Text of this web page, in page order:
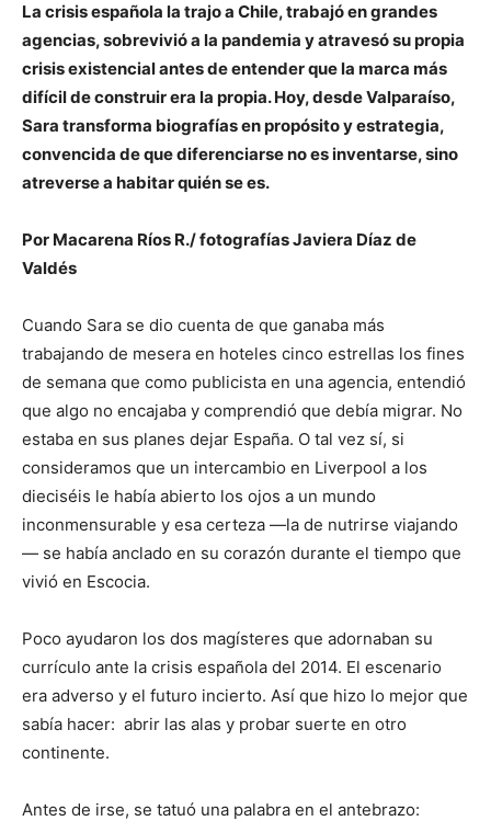
La crisis española la trajo a Chile, trabajó en grandes
agencias, sobrevivió a la pandemia y atravesó su propia
crisis existencial antes de entender que la marca más
difícil de construir era la propia. Hoy, desde Valparaíso,
Sara transforma biografías en propósito y estrategia,
convencida de que diferenciarse no es inventarse, sino
atreverse a habitar quién se es.
Por Macarena Ríos R./ fotografías Javiera Díaz de
Valdés
Cuando Sara se dio cuenta de que ganaba más
trabajando de mesera en hoteles cinco estrellas los fines
de semana que como publicista en una agencia, entendió
que algo no encajaba y comprendió que debía migrar. No
estaba en sus planes dejar España. O tal vez sí, si
consideramos que un intercambio en Liverpool a los
dieciséis le había abierto los ojos a un mundo
inconmensurable y esa certeza —la de nutrirse viajando
— se había anclado en su corazón durante el tiempo que
vivió en Escocia.
Poco ayudaron los dos magísteres que adornaban su
currículo ante la crisis española del 2014. El escenario
era adverso y el futuro incierto. Así que hizo lo mejor que
sabía hacer: abrir las alas y probar suerte en otro
continente.
Antes de irse, se tatuó una palabra en el antebrazo: